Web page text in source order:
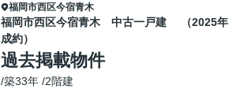
福岡市西区今宿青木
福岡市西区今宿青木 中古一戸建 （2025年
成約）
過去掲載物件
/築33年 /2階建